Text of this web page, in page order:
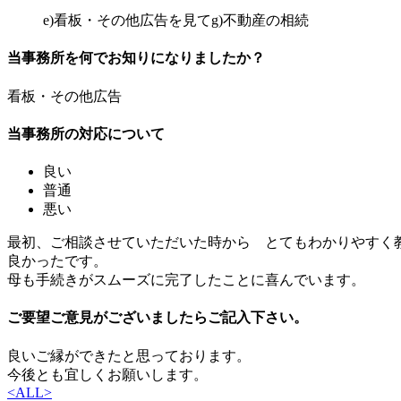
e)看板・その他広告を見てg)不動産の相続
当事務所を何でお知りになりましたか？
看板・その他広告
当事務所の対応について
良い
普通
悪い
最初、ご相談させていただいた時から とてもわかりやすく
良かったです。
母も手続きがスムーズに完了したことに喜んでいます。
ご要望ご意見がございましたらご記入下さい。
良いご縁ができたと思っております。
今後とも宜しくお願いします。
<ALL>